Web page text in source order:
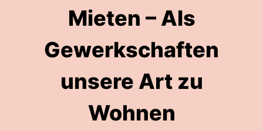
Mieten – Als
Gewerkschaften
unsere Art zu
Wohnen